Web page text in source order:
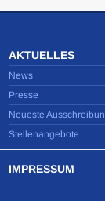
AKTUELLES
News
Presse
Neueste
Stellenangebote
IMPRESSUM